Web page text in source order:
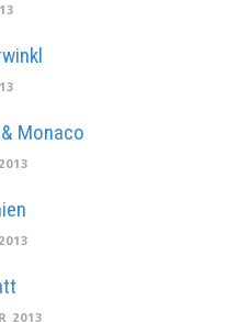
Monaco
2013